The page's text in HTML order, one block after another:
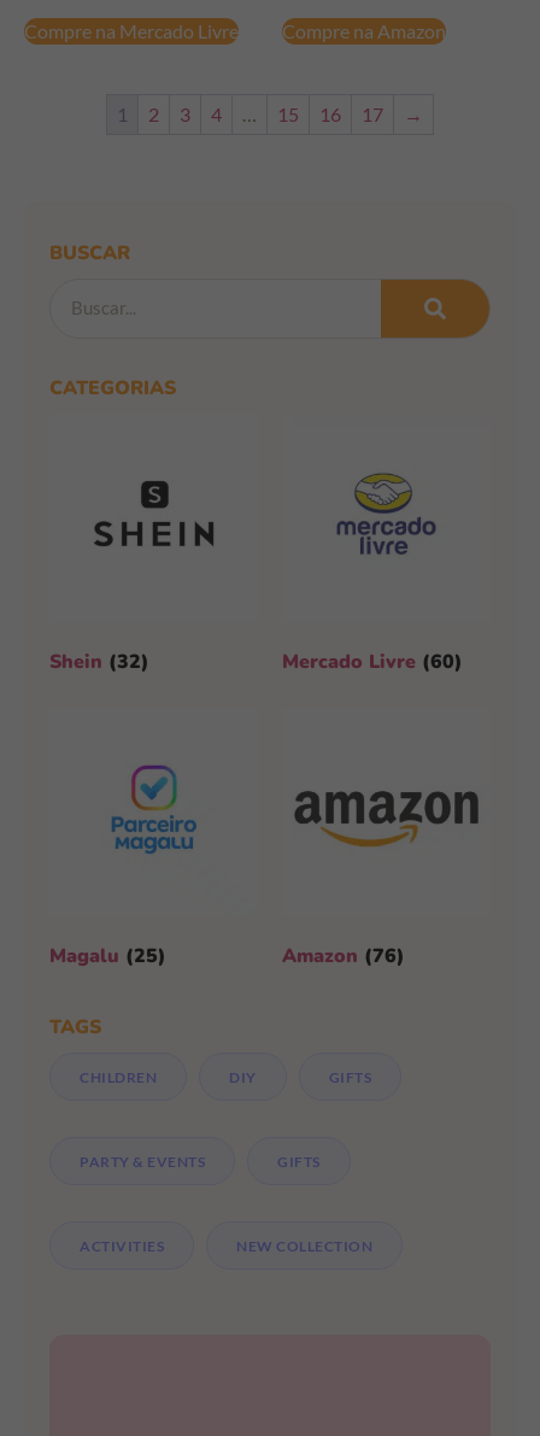
Compre na Mercado Livre Compre na Amazon
1 2 3 4 … 15 16 17 →
BUSCAR
CATEGORIAS
Shein (32) Mercado Livre (60)
Magalu (25) Amazon (76)
TAGS
CHILDREN DIY GIFTS
PARTY & EVENTS GIFTS
ACTIVITIES NEW COLLECTION